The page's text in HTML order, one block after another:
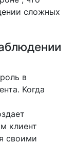
сложных
в
Когда
клиент
своими